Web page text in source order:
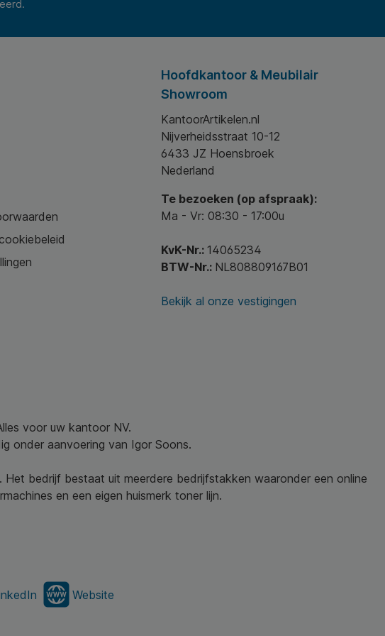
Hoofdkantoor & Meubilair
Showroom
KantoorArtikelen.nl
Nijverheidsstraat 10-12
6433 JZ Hoensbroek
Nederland
Te bezoeken (op afspraak):
Ma - Vr: 08:30 - 17:00u
KvK-Nr.: 14065234
BTW-Nr.: NL808809167B01
Bekijk al onze vestigingen
voor uw kantoor NV.
onder aanvoering van Igor Soons.
bedrijf bestaat uit meerdere bedrijfstakken waaronder een online
en een eigen huismerk toner lijn.
Website